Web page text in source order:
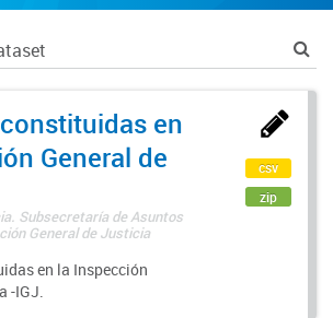
en
General de
Subsecretaría de Asuntos
General de Justicia
en la Inspección
-IGJ.
csv
zip